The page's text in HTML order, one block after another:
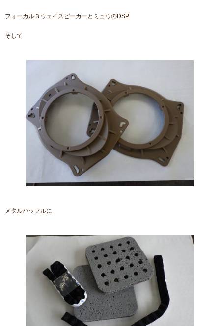
フォーカル３ウェイスピーカーとミュウのDSP
そして
メタルバッフルに